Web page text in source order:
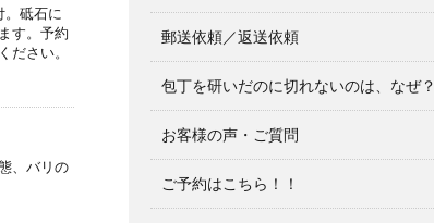
。砥石に
す。予約
ださい。
、バリの
郵送依頼／返送依頼
包丁を研いだのに切れないのは、なぜ？
お客様の声・ご質問
ご予約はこちら！！